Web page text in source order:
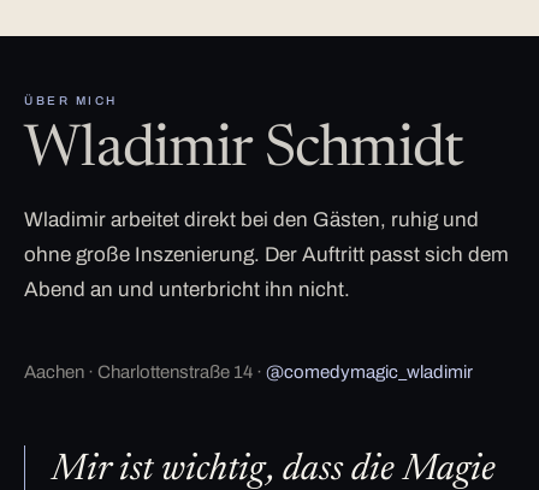
ÜBER MICH
Wladimir Schmidt
Wladimir arbeitet direkt bei den Gästen, ruhig und
ohne große Inszenierung. Der Auftritt passt sich dem
Abend an und unterbricht ihn nicht.
Aachen · Charlottenstraße 14 · @comedymagic_wladimir
Mir ist wichtig, dass die Magie